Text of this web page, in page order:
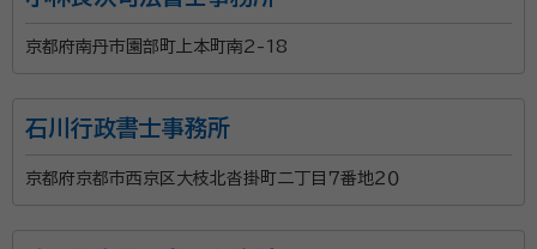
協会
京都府南丹市園部町上本町南2-18
石川行政書士事務所
京都府京都市西京区大枝北沓掛町二丁目７番地２０